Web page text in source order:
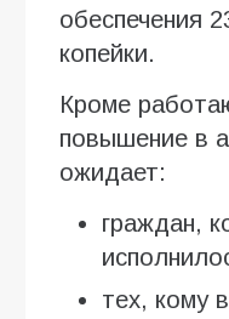
обеспечения
копейки.
Кроме
повышение в
ожидает:
граждан,
тех, кому